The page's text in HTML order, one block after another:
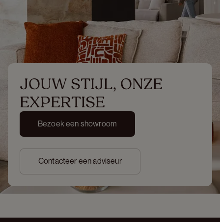
JOUW STIJL, ONZE
EXPERTISE
Bezoek een showroom
Contacteer een adviseur